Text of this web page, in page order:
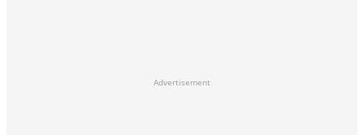
Advertisement